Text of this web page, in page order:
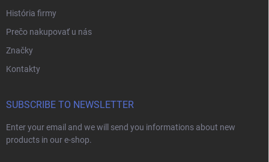
História firmy
Prečo nakupovať u nás
Značky
Kontakty
SUBSCRIBE TO NEWSLETTER
Enter your email and we will send you informations about new
products in our e-shop.